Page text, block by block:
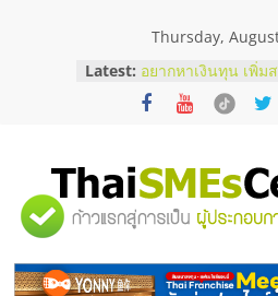
Thursday,
Latest: อยากหาเงินทุน เพิ่ม
เริ่มยังไงให้ผ่านฉลุย
สัมมนาออนไลน์ โอ
ThaiFranchise
ไชส์ ครั้งที่ 8
ร้านเครื่องเสียงคุณ
บริษัท
วิธีเลือกผู้ให้บริการ
"ศูนย์
รวม